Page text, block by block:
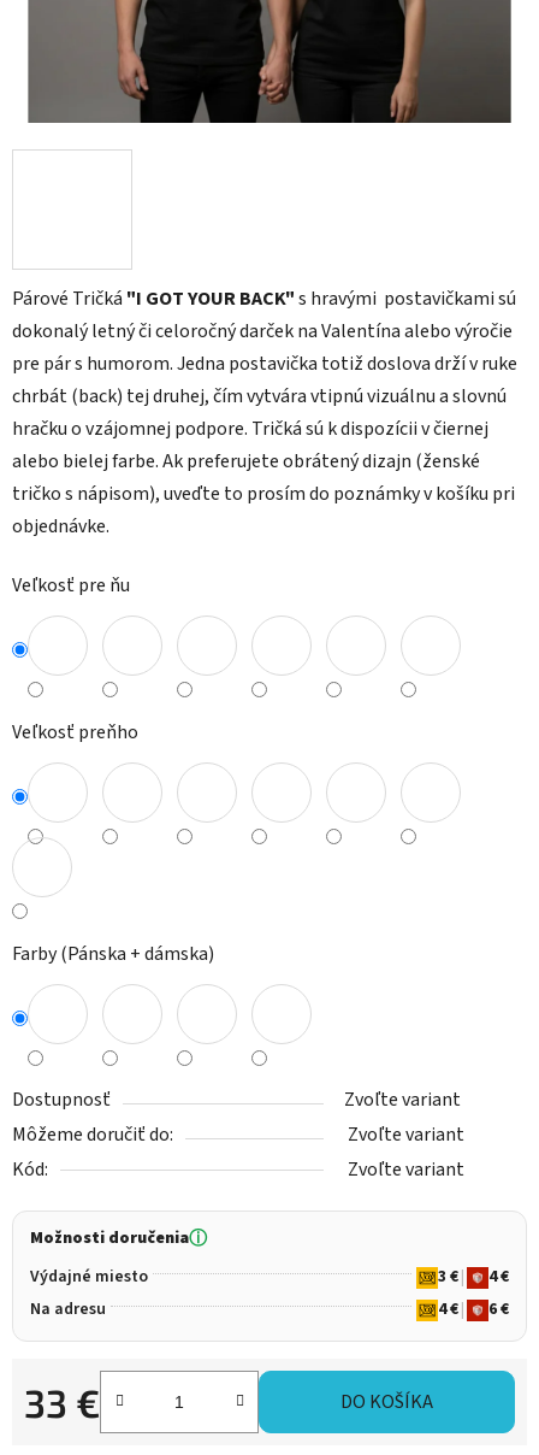
Párové Tričká "I GOT YOUR BACK"s hravými postavičkami sú
dokonalý letný či celoročný darček na Valentína alebo výročie
pre pár s humorom. Jedna postavička totiž doslova drží v ruke
chrbát (back) tej druhej, čím vytvára vtipnú vizuálnu a slovnú
hračku o vzájomnej podpore. Tričká sú k dispozícii v čiernej
alebo bielej farbe. Ak preferujete obrátený dizajn (ženské
tričko s nápisom), uveďte to prosím do poznámky v košíku pri
objednávke.
Veľkosť pre ňu
Veľkosť preňho
Farby (Pánska + dámska)
Dostupnosť
Zvoľte variant
Môžeme doručiť do:
Zvoľte variant
Kód:
Zvoľte variant
Možnosti doručeniaⓘ
Výdajné miesto 3 €|
4 €
Na adresu
4 €| 6 €
33 €
Jednotková cena:
DO KOŠÍKA